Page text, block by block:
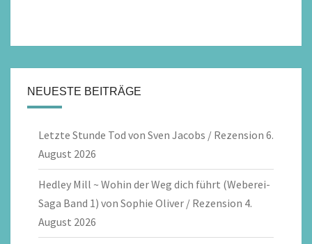
NEUESTE BEITRÄGE
Letzte Stunde Tod von Sven Jacobs / Rezension 6.
August 2026
Hedley Mill ~ Wohin der Weg dich führt (Weberei-
Saga Band 1) von Sophie Oliver / Rezension 4.
August 2026